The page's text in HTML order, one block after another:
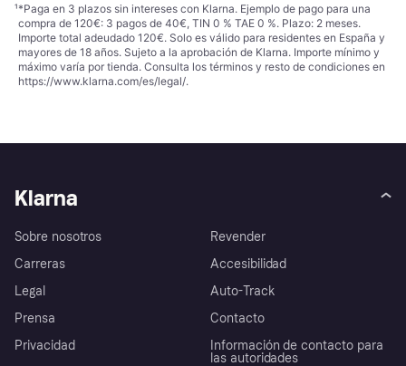
¹*Paga en 3 plazos sin intereses con Klarna. Ejemplo de pago para una
compra de 120€: 3 pagos de 40€, TIN 0 % TAE 0 %. Plazo: 2 meses.
Importe total adeudado 120€. Solo es válido para residentes en España y
mayores de 18 años. Sujeto a la aprobación de Klarna. Importe mínimo y
máximo varía por tienda. Consulta los términos y resto de condiciones en
https://www.klarna.com/es/legal/.
Klarna
Sobre nosotros
Carreras
Legal
Prensa
Privacidad
Revender
Accesibilidad
Auto-Track
Contacto
Información de contacto para
las autoridades